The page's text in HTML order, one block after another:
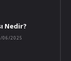
Nedir?
06/2025